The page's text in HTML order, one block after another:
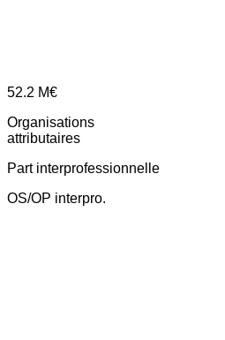
52.2 M€
Organisations
attributaires
Part interprofessionnelle
OS/OP interpro.